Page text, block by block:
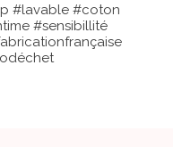
#lavable #coton
#sensibillité